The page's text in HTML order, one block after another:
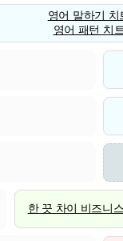
영어 말하기 치
영어 패턴 치
한 끗 차이 비즈니